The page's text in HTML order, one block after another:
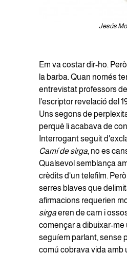
Jesús
Em va costar dir-ho.
la barba. Quan només
entrevistat professors
l'escriptor revelació del
Uns segons de
perquè li acabava de
Interrogant seguit
Camí de sirga, no es
Qualsevol semblança
crèdits d'un telefilm.
serres blaves que
afirmacions requerien
sirgaeren de carn i
començar a dibuixar-
seguíem parlant, sense
comú cobrava vida amb